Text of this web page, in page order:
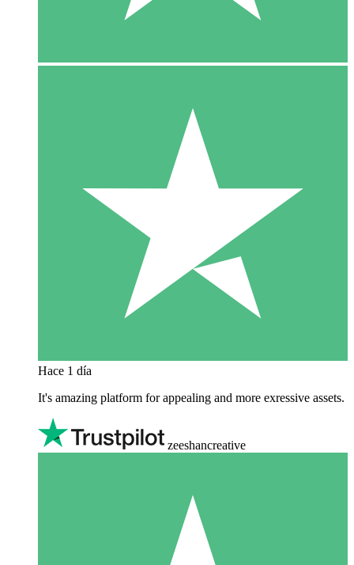
Hace 1 día
It's amazing platform for appealing and more exressive assets.
zeeshancreative